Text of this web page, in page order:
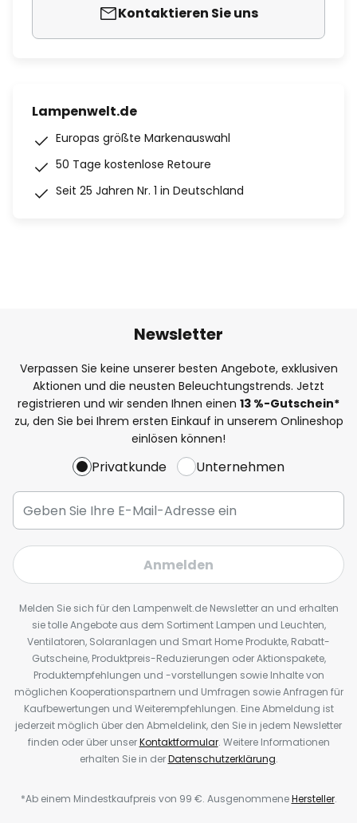
Kontaktieren Sie uns
Lampenwelt.de
Europas größte Markenauswahl
50 Tage kostenlose Retoure
Seit 25 Jahren Nr. 1 in Deutschland
Newsletter
Verpassen Sie keine unserer besten Angebote, exklusiven
Aktionen und die neusten Beleuchtungstrends. Jetzt
registrieren und wir senden Ihnen einen 13 %-Gutschein*
zu, den Sie bei Ihrem ersten Einkauf in unserem Onlineshop
einlösen können!
Privatkunde Unternehmen
Anmelden
Melden Sie sich für den Lampenwelt.de Newsletter an und erhalten
sie tolle Angebote aus dem Sortiment Lampen und Leuchten,
Ventilatoren, Solaranlagen und Smart Home Produkte, Rabatt-
Gutscheine, Produktpreis-Reduzierungen oder Aktionspakete,
Produktempfehlungen und -vorstellungen sowie Inhalte von
möglichen Kooperationspartnern und Umfragen sowie Anfragen für
Kaufbewertungen und Weiterempfehlungen. Eine Abmeldung ist
jederzeit möglich über den Abmeldelink, den Sie in jedem Newsletter
finden oder über unserKontaktformular. Weitere Informationen
erhalten Sie in derDatenschutzerklärung.
*Ab einem Mindestkaufpreis von 99 €. AusgenommeneHersteller.